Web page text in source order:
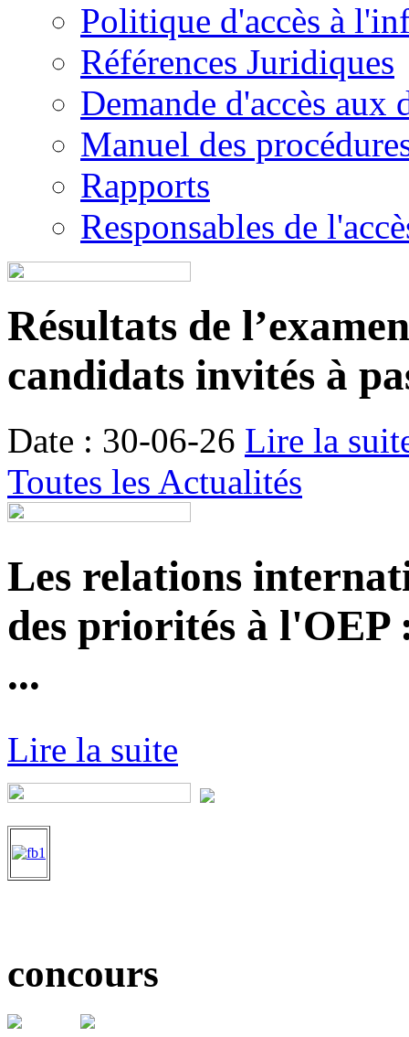
Politique d'accès à
Références Juridiques
Demande d'accès aux
Manuel des
Rapports
Responsables de
Résultats de
candidats invités à
Date : 30-06-26 Lire la
Toutes les Actualités
Les relations
des priorités à
...
Lire la suite
concours